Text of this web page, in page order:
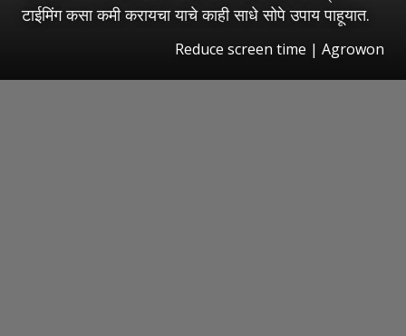
टाईमिंग कसा कमी करायचा याचे काही साधे सोपे उपाय पाहूयात.
Reduce screen time | Agrowon